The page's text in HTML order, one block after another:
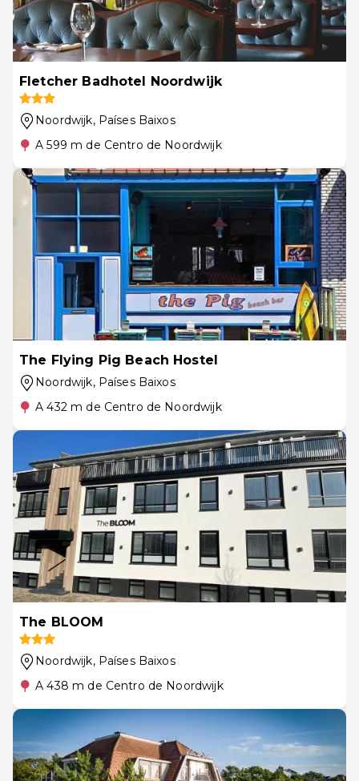
Fletcher Badhotel Noordwijk
Noordwijk, Países Baixos
A 599 m de Centro de Noordwijk
The Flying Pig Beach Hostel
Noordwijk, Países Baixos
A 432 m de Centro de Noordwijk
The BLOOM
Noordwijk, Países Baixos
A 438 m de Centro de Noordwijk